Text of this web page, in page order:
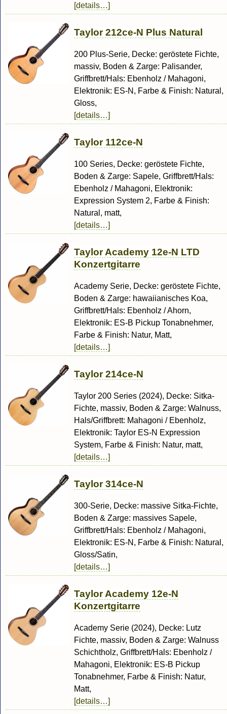
[details…]
Taylor 212ce-N Plus Natural
200 Plus-Serie, Decke: geröstete Fichte,
massiv, Boden & Zarge: Palisander,
Griffbrett/Hals: Ebenholz / Mahagoni,
Elektronik: ES-N, Farbe & Finish: Natural,
Gloss,
[details…]
Taylor 112ce-N
100 Series, Decke: geröstete Fichte,
Boden & Zarge: Sapele, Griffbrett/Hals:
Ebenholz / Mahagoni, Elektronik:
Expression System 2, Farbe & Finish:
Natural, matt,
[details…]
Taylor Academy 12e-N LTD
Konzertgitarre
Academy Serie, Decke: geröstete Fichte,
Boden & Zarge: hawaiianisches Koa,
Griffbrett/Hals: Ebenholz / Ahorn,
Elektronik: ES-B Pickup Tonabnehmer,
Farbe & Finish: Natur, Matt,
[details…]
Taylor 214ce-N
Taylor 200 Series (2024), Decke: Sitka-
Fichte, massiv, Boden & Zarge: Walnuss,
Hals/Griffbrett: Mahagoni / Ebenholz,
Elektronik: Taylor ES-N Expression
System, Farbe & Finish: Natur, matt,
[details…]
Taylor 314ce-N
300-Serie, Decke: massive Sitka-Fichte,
Boden & Zarge: massives Sapele,
Griffbrett/Hals: Ebenholz / Mahagoni,
Elektronik: ES-N, Farbe & Finish: Natural,
Gloss/Satin,
[details…]
Taylor Academy 12e-N
Konzertgitarre
Academy Serie (2024), Decke: Lutz
Fichte, massiv, Boden & Zarge: Walnuss
Schichtholz, Griffbrett/Hals: Ebenholz /
Mahagoni, Elektronik: ES-B Pickup
Tonabnehmer, Farbe & Finish: Natur,
Matt,
[details…]